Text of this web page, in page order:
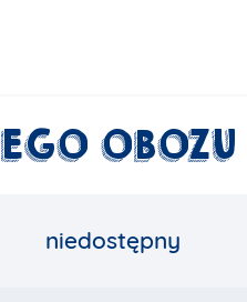
OBOZU
niedostępny